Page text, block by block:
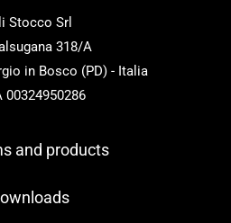
Stocco Srl
318/A
in Bosco (PD) - Italia
00324950286
and products